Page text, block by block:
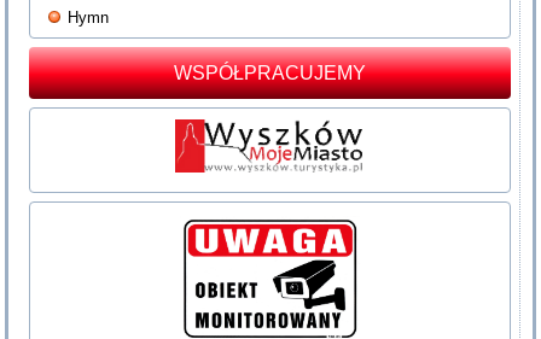
Hymn
WSPÓŁPRACUJEMY